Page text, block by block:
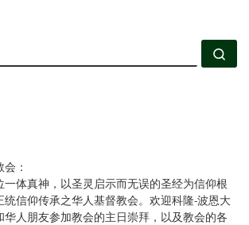
：
体真神，以圣灵启示而无误的圣经为信仰根
统信仰传承之华人基督教会。欢迎科隆-波恩大
人朋友参加教会的主日崇拜，以及教会的各